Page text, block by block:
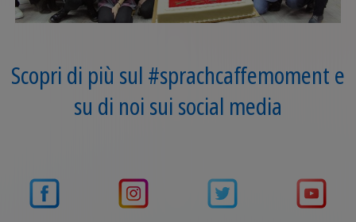
Scopri di più sul #sprachcaffemoment e
su di noi sui social media